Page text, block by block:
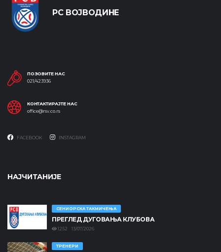
РС ВОЈВОДИНЕ
ПОЗОВИТЕ НАС
021/423936
КОНТАКТИРАЈТЕ НАС
office@rsv.co.rs
FACEBOOK INSTAGRAM
НАЈЧИТАНИЈЕ
СЕНИОРСКА ТАКМИЧЕЊА
ПРЕГЛЕД ДУГОВАЊА КЛУБОВА
1252 13/07/2026
ТРЕНЕРИ